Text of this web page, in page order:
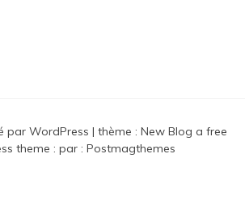
par WordPress | thème : New Blog a free
theme : par : Postmagthemes